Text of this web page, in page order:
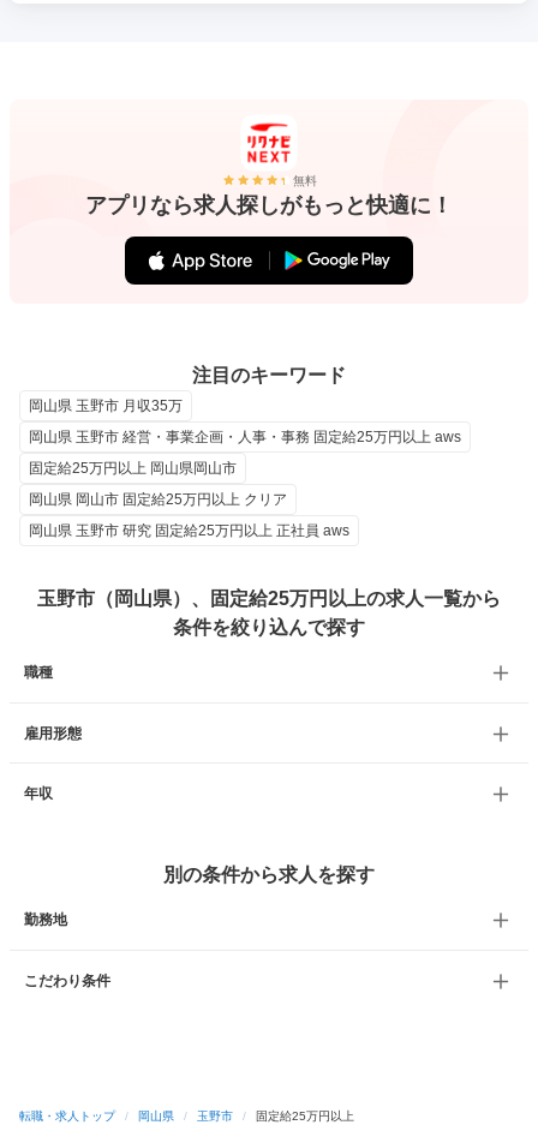
無料
アプリなら求人探しがもっと快適に！
注目のキーワード
岡山県 玉野市 月収35万
岡山県 玉野市 経営・事業企画・人事・事務 固定給25万円以上 aws
固定給25万円以上 岡山県岡山市
岡山県 岡山市 固定給25万円以上 クリア
岡山県 玉野市 研究 固定給25万円以上 正社員 aws
玉野市（岡山県）、固定給25万円以上の求人一覧から
条件を絞り込んで探す
職種
雇用形態
年収
別の条件から求人を探す
勤務地
こだわり条件
転職・求人トップ / 岡山県 / 玉野市 / 固定給25万円以上